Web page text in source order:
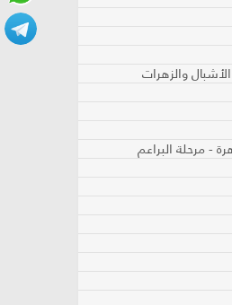
والزهرات
- مرحلة البراعم